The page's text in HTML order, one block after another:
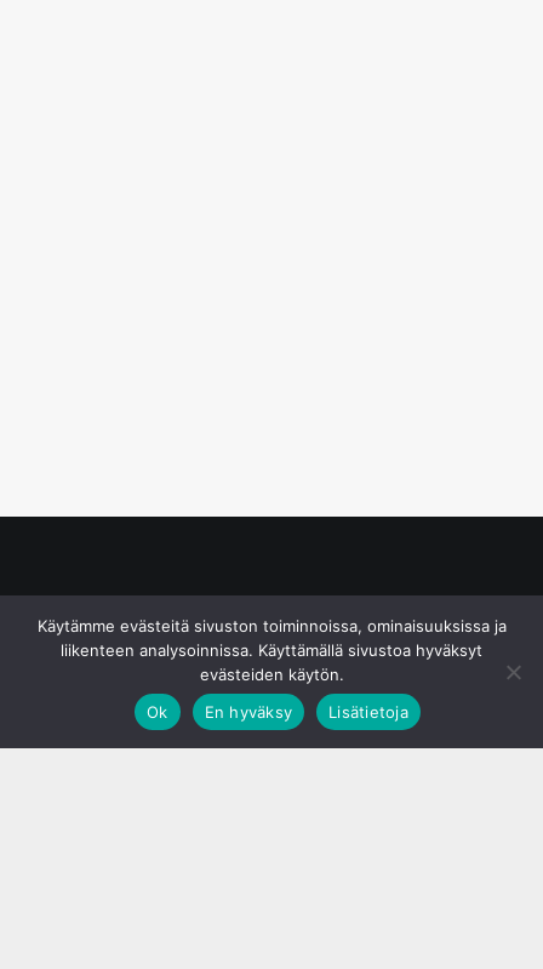
Käytämme evästeitä sivuston toiminnoissa, ominaisuuksissa ja
liikenteen analysoinnissa. Käyttämällä sivustoa hyväksyt
evästeiden käytön.
Ok
En hyväksy Lisätietoja